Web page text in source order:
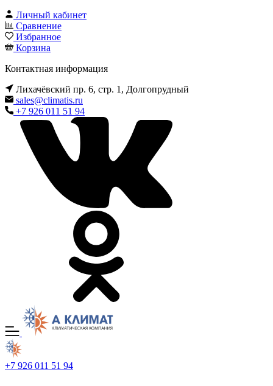
Личный кабинет
Сравнение
Избранное
Корзина
Контактная информация
Лихачёвский пр. 6, стр. 1, Долгопрудный
sales@climatis.ru
+7 926 011 51 94
+7 926 011 51 94